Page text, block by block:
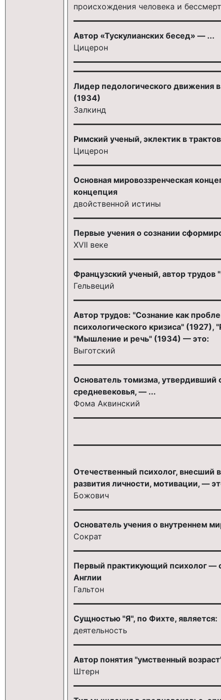
происхождения человека и
Автор «Тускулианских бесед» — ...
Цицерон
Лидер педологического движения
(1934)
Залкинд
Римский ученый, эклектик в
Цицерон
Основная мировоззренческая
концепция
двойственной истины
Первые учения о сознании
XVII веке
Французский ученый, автор
Гельвеций
Автор трудов: "Сознание как
психологического кризиса"
"Мышление и речь" (1934) — это:
Выготский
Основатель томизма, утвердивший
средневековья, — ...
Фома Аквинский
Отечественный психолог, внесший
развития личности, мотивации, —
Божович
Основатель учения о внутреннем
Сократ
Первый практикующий психолог —
Англии
Гальтон
Сущностью "Я", по Фихте, является:
деятельность
Автор понятия "умственный
Штерн